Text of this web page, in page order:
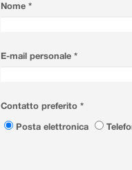
Nome *
E-mail personale *
Contatto preferito *
Posta elettronica